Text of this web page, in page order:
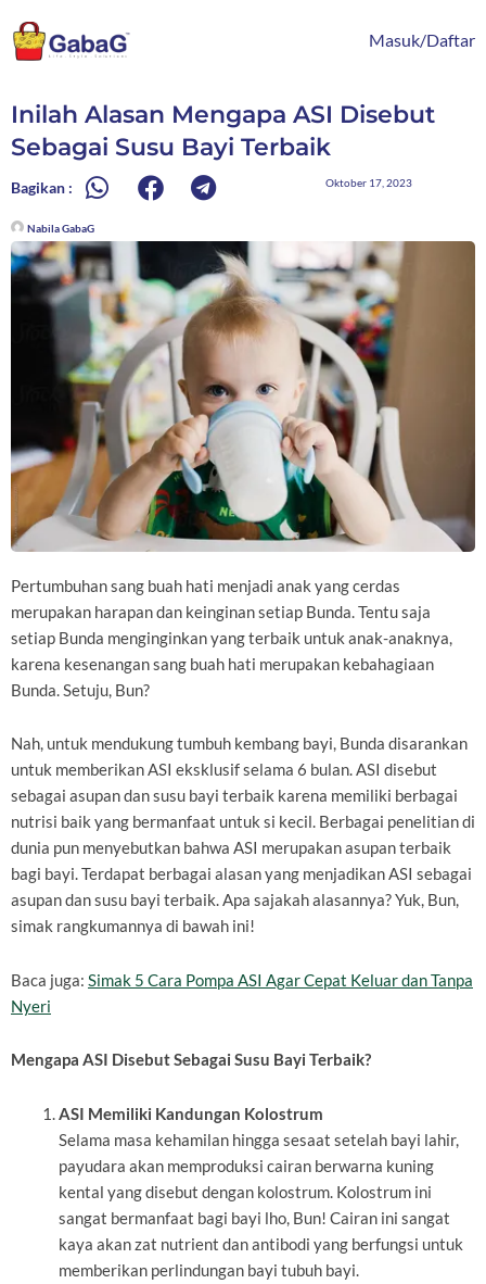
ke
konten
Masuk/Daftar
Inilah Alasan Mengapa ASI Disebut
Sebagai Susu Bayi Terbaik
Bagikan : Oktober 17, 2023
Nabila GabaG
Pertumbuhan sang buah hati menjadi anak yang cerdas
merupakan harapan dan keinginan setiap Bunda. Tentu saja
setiap Bunda menginginkan yang terbaik untuk anak-anaknya,
karena kesenangan sang buah hati merupakan kebahagiaan
Bunda. Setuju, Bun?
Nah, untuk mendukung tumbuh kembang bayi, Bunda disarankan
untuk memberikan ASI eksklusif selama 6 bulan. ASI disebut
sebagai asupan dan susu bayi terbaik karena memiliki berbagai
nutrisi baik yang bermanfaat untuk si kecil. Berbagai penelitian di
dunia pun menyebutkan bahwa ASI merupakan asupan terbaik
bagi bayi. Terdapat berbagai alasan yang menjadikan ASI sebagai
asupan dan susu bayi terbaik. Apa sajakah alasannya? Yuk, Bun,
simak rangkumannya di bawah ini!
Baca juga: Simak 5 Cara Pompa ASI Agar Cepat Keluar dan Tanpa
Nyeri
Mengapa ASI Disebut Sebagai Susu Bayi Terbaik?
ASI Memiliki Kandungan Kolostrum
Selama masa kehamilan hingga sesaat setelah bayi lahir,
payudara akan memproduksi cairan berwarna kuning
kental yang disebut dengan kolostrum. Kolostrum ini
sangat bermanfaat bagi bayi lho, Bun! Cairan ini sangat
kaya akan zat nutrient dan antibodi yang berfungsi untuk
memberikan perlindungan bayi tubuh bayi.